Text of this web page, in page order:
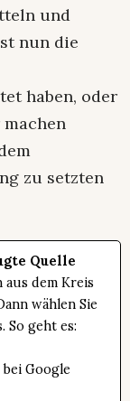
und
nun die
haben, oder
zu setzten
Quelle
dem Kreis
wählen Sie
So geht es:
Google